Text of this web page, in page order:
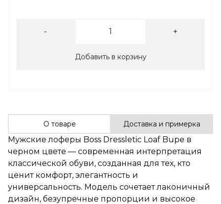
- +
Добавить в корзину
О товаре Доставка и примерка
Мужские лоферы Boss Dressletic Loaf Bupe в
черном цвете — современная интерпретация
классической обуви, созданная для тех, кто
ценит комфорт, элегантность и
универсальность. Модель сочетает лаконичный
дизайн, безупречные пропорции и высокое